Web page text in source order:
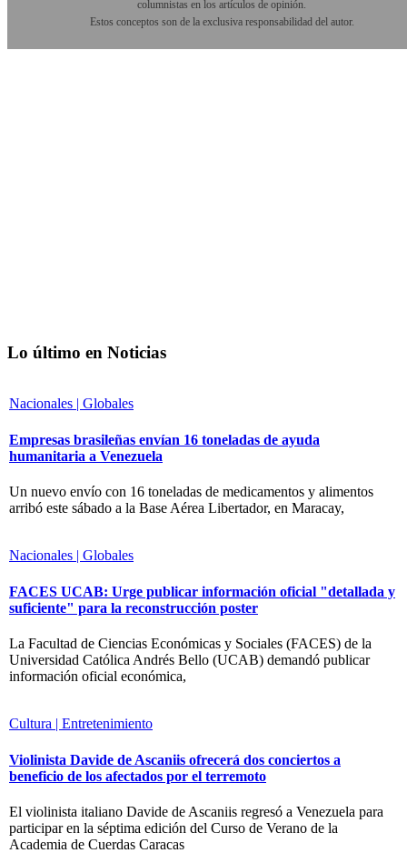
columnistas en los artículos de opinión.
Estos conceptos son de la exclusiva responsabilidad del autor.
Lo último en Noticias
Nacionales | Globales
Empresas brasileñas envían 16 toneladas de ayuda
humanitaria a Venezuela
Un nuevo envío con 16 toneladas de medicamentos y alimentos
arribó este sábado a la Base Aérea Libertador, en Maracay,
Nacionales | Globales
FACES UCAB: Urge publicar información oficial "detallada y
suficiente" para la reconstrucción poster
La Facultad de Ciencias Económicas y Sociales (FACES) de la
Universidad Católica Andrés Bello (UCAB) demandó publicar
información oficial económica,
Cultura | Entretenimiento
Violinista Davide de Ascaniis ofrecerá dos conciertos a
beneficio de los afectados por el terremoto
El violinista italiano Davide de Ascaniis regresó a Venezuela para
participar en la séptima edición del Curso de Verano de la
Academia de Cuerdas Caracas